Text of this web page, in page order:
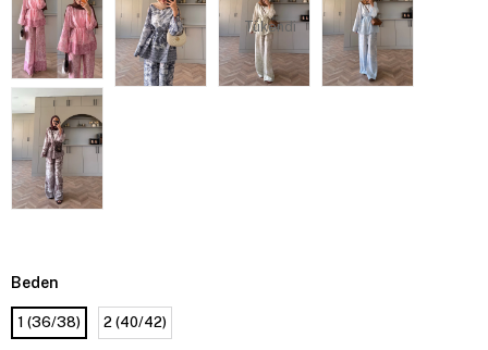
Tükendi
Beden
1 (36/38) 2 (40/42)